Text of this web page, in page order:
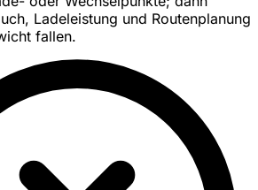
Ladeleistung und Routenplanung
fallen.